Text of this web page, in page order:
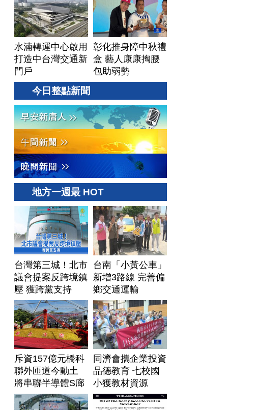
水湳轉運中心啟用
打造中台灣交通新
門戶
彰化推身障中秋禮
盒 藝人康康掏腰
包助弱勢
今日整點新聞
地方一週最 HOT
台灣第三城！北市
議會提案反跨境鎮
壓 獲跨黨支持
台南「小黃公車」
新增3路線 完善偏
鄉交通運輸
斥資157億元橋科
聯外匝道今動土
將串聯半導體S廊
帶
同濟會攜企業投資
品德教育 七校國
小獲教材資源